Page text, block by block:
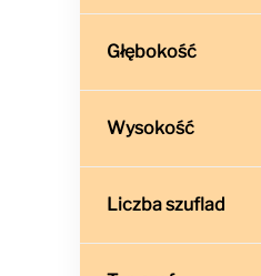
Głębokość
Wysokość
Liczba szuflad